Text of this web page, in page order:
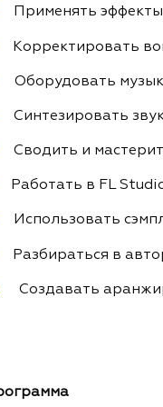
Применять
Корректировать
Оборудовать
Синтезировать
Сводить и
Работать в FL
Использовать
Разбираться в
Создавать